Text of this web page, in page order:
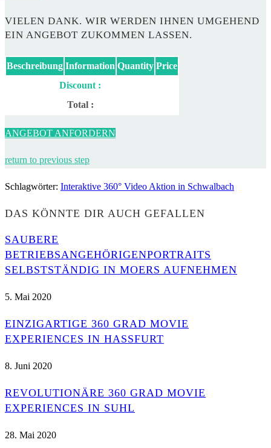
VIELEN DANK. WIR WERDEN IHNEN UMGEHEND
EIN ANGEBOT ZUKOMMEN LASSEN.
Beschreibung Information Quantity Price
Discount :
Total :
ANGEBOT ANFORDERN
return to previous step
Schlagwörter: Interaktive 360° Video Aktion in Schwalbach
DAS KÖNNTE DIR AUCH GEFALLEN
SAUBERE
BETRIEBSANGEHÖRIGENPORTRAITS
SELBSTSTÄNDIG IN MOERS AUFNEHMEN
5. Mai 2020
EINZIGARTIGE 360 GRAD MOVIE
EXPERIENCES IN HASSFURT
8. Juni 2020
REVOLUTIONÄRE 360 GRAD MOVIE
EXPERIENCES IN SUHL
28. Mai 2020